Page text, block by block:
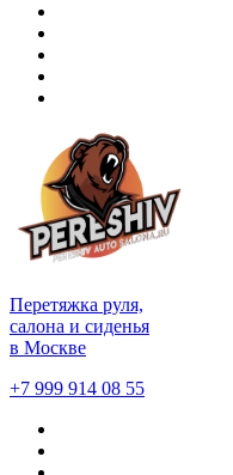
Перетяжка руля,
салона и сиденья
в Москве
+7 999 914 08 55